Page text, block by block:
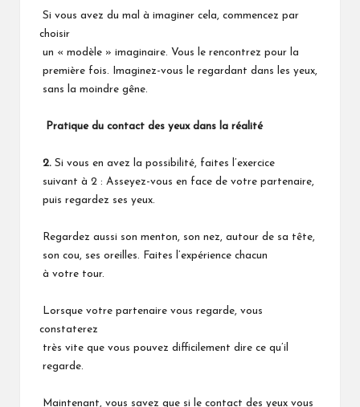
Si vous avez du mal à imaginer cela, commencez par
choisir
un « modèle » imaginaire. Vous le rencontrez pour la
première fois. Imaginez-vous le regardant dans les yeux,
sans la moindre gêne.
Pratique du contact des yeux dans la réalité
2. Si vous en avez la possibilité, faites l’exercice
suivant à 2 : Asseyez-vous en face de votre partenaire,
puis regardez ses yeux.
Regardez aussi son menton, son nez, autour de sa tête,
son cou, ses oreilles. Faites l’expérience chacun
à votre tour.
Lorsque votre partenaire vous regarde, vous
constaterez
très vite que vous pouvez difficilement dire ce qu’il
regarde.
Maintenant, vous savez que si le contact des yeux vous